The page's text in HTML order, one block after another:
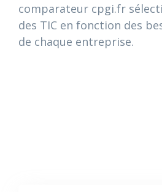
comparateur cpgi.fr
des TIC en fonction des
de chaque entreprise.